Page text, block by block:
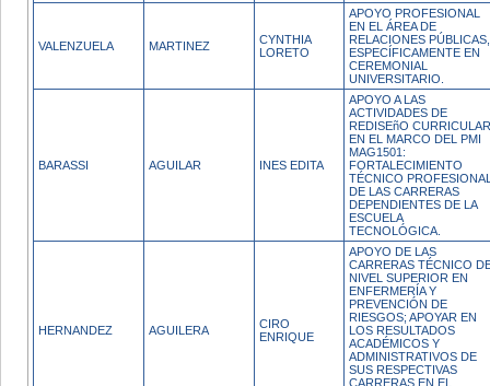
VALENZUELA MARTINEZ
CYNTHIA
LORETO
APOYO PROFESIONAL
EN EL ÁREA DE
RELACIONES PÚBLICAS,
ESPECÍFICAMENTE EN
CEREMONIAL
UNIVERSITARIO.
BARASSI AGUILAR INES EDITA
APOYO A LAS
ACTIVIDADES DE
REDISEñO CURRICULAR
EN EL MARCO DEL PMI
MAG1501:
FORTALECIMIENTO
TÉCNICO
DE LAS CARRERAS
DEPENDIENTES DE LA
ESCUELA
TECNOLÓGICA.
HERNANDEZ AGUILERA
CIRO
ENRIQUE
APOYO DE LAS
CARRERAS TÉCNICO
NIVEL SUPERIOR EN
ENFERMERÍA Y
PREVENCIÓN DE
RIESGOS; APOYAR EN
LOS RESULTADOS
ACADÉMICOS Y
ADMINISTRATIVOS DE
SUS RESPECTIVAS
CARRERAS,EN EL